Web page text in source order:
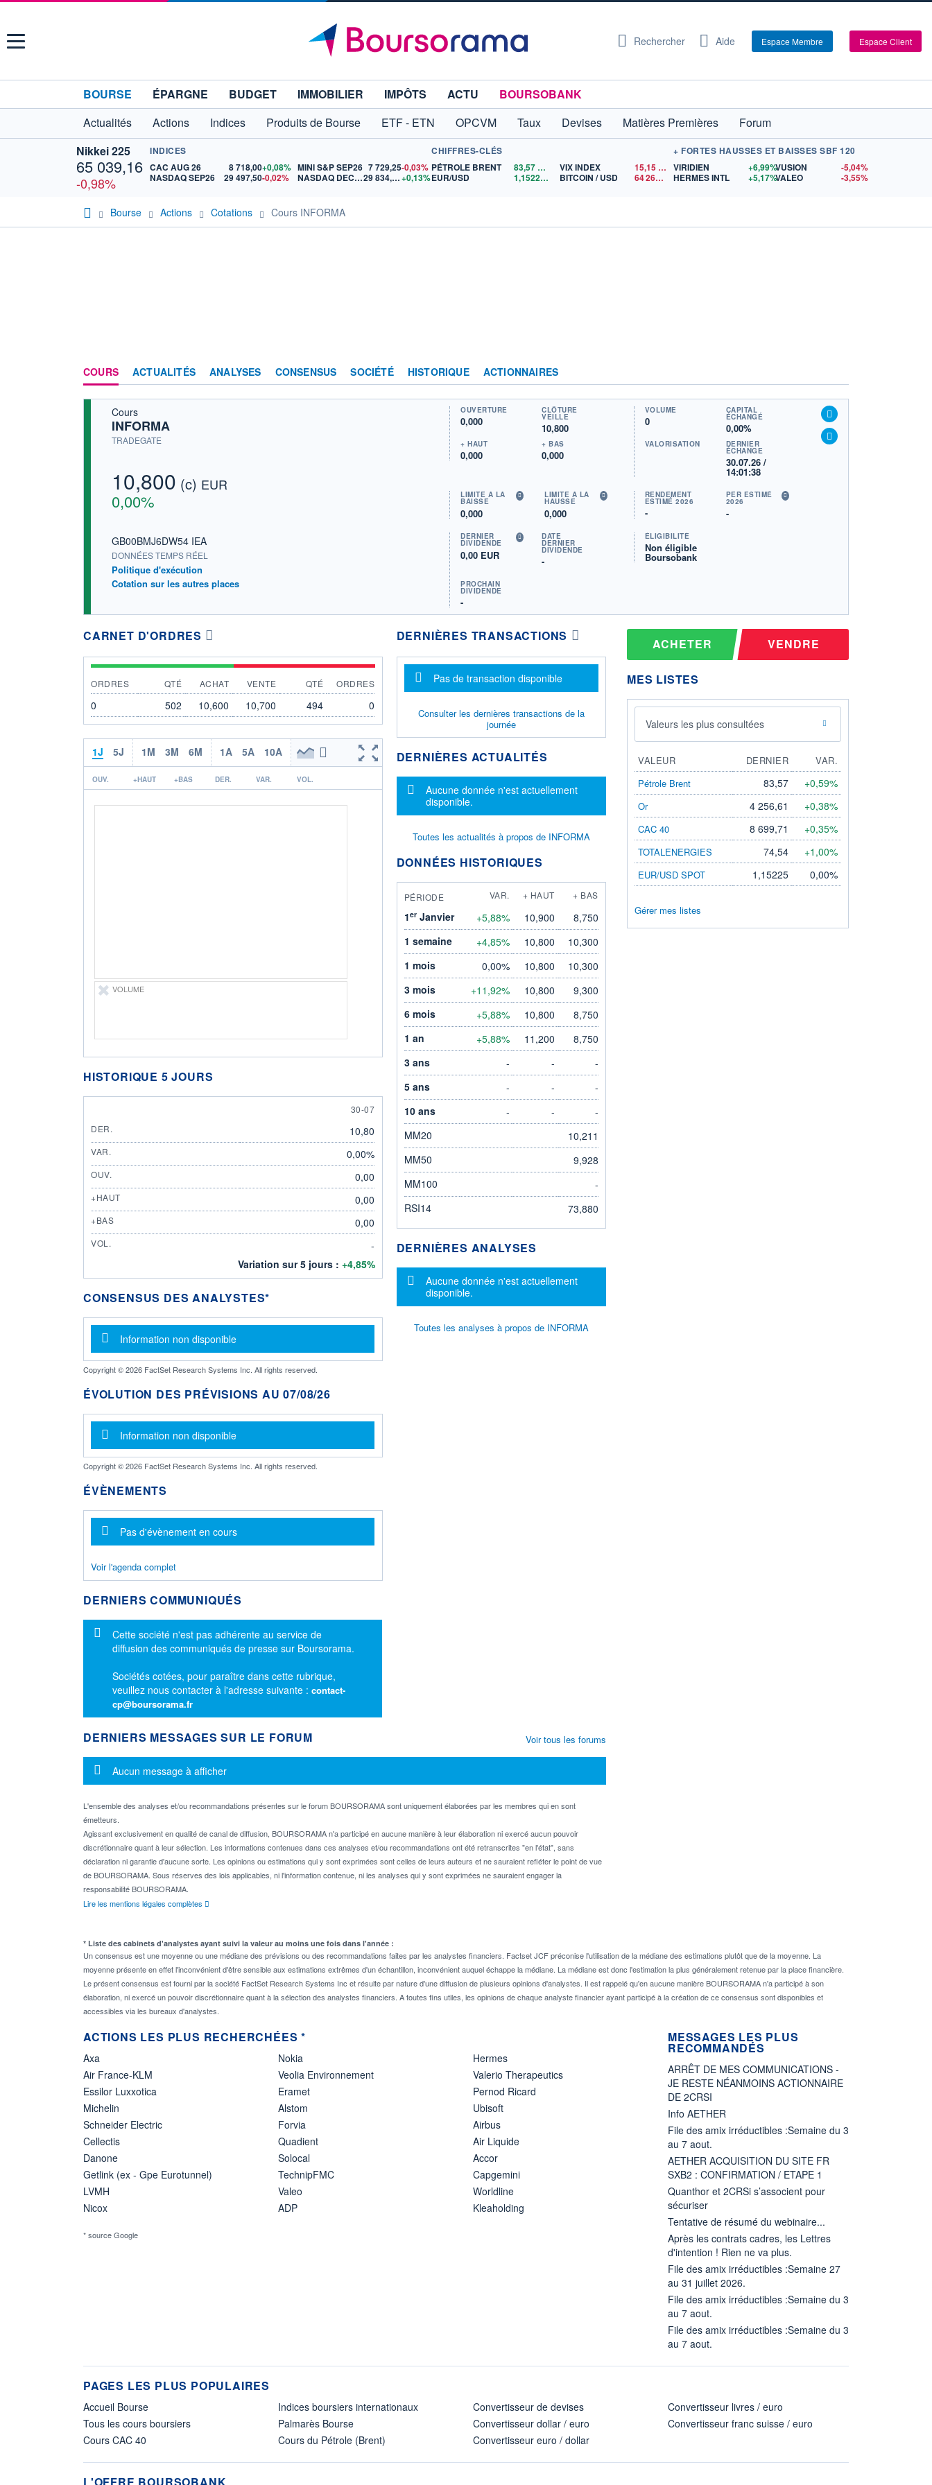
Menu Rechercher Aide Espace Membre Espace Client
BOURSE ÉPARGNE BUDGET IMMOBILIER IMPÔTS ACTU
BOURSOBANK
Actualités
Actions Indices Produits de Bourse ETF - ETN OPCVM Taux Devises Matières Premières
Forum
Nikkei 225
65 039,16
-0,98%
INDICES
CAC AUG 26
8 718,00+0,08%
NASDAQ SEP26
29 497,50-0,02%
MINI S&P SEP26 7 729,25-0,03%
NASDAQ DEC26
29 834,50+0,13%
CHIFFRES-CLÉS
PÉTROLE BRENT
83,57$US
EUR/USD
1,1522
$US
VIX INDEX 15,15$US
BITCOIN / USD
64 267,22 $US
+ FORTES HAUSSES ET BAISSES SBF 120
VIRIDIEN
+6,99%
HERMES INTL
+5,17%
VUSION
-5,04%
VALEO
-3,55%
Bourse Actions Cotations Cours INFORMA
COURS ACTUALITÉS ANALYSES CONSENSUS SOCIÉTÉ HISTORIQUE ACTIONNAIRES
Cours
INFORMA
TRADEGATE
10,800 (c) EUR
0,00%
GB00BMJ6DW54 IEA
DONNÉES TEMPS RÉEL
Politique d'exécution
Cotation sur les autres places
OUVERTURE
0,000
CLÔTURE
VEILLE
10,800
+ HAUT
0,000
+ BAS
0,000
VOLUME
0
CAPITAL
ÉCHANGÉ
0,00%
VALORISATION DERNIER
ÉCHANGE
30.07.26 /
14:01:38
LIMITE À LA
BAISSE
0,000
LIMITE À LA
HAUSSE
0,000
RENDEMENT
ESTIMÉ 2026
-
PER ESTIMÉ
2026
-
DERNIER
DIVIDENDE
0,00 EUR
DATE
DERNIER
DIVIDENDE
-
PROCHAIN
DIVIDENDE
-
ÉLIGIBILITÉ
Non éligible
Boursobank
CARNET D'ORDRES
ORDRES QTÉ ACHAT VENTE QTÉ ORDRES
0 502 10,600 10,700 494 0
1J 5J 1M 3M 6M 1A 5A 10A
OUV. +HAUT +BAS DER. VAR. VOL.
VOLUME
HISTORIQUE 5 JOURS
30 JULY
30-07
DER.
10,80
VAR. 0,00%
OUV. 0,00
+HAUT 0,00
+BAS 0,00
VOL.
-
Variation sur 5 jours : +4,85%
CONSENSUS DES ANALYSTES*
Message d'information
Information non disponible
Copyright © 2026 FactSet Research Systems Inc. All rights reserved.
ÉVOLUTION DES PRÉVISIONS AU 07/08/26
Message d'information
Information non disponible
Copyright © 2026 FactSet Research Systems Inc. All rights reserved.
ÉVÈNEMENTS
Message d'information
Pas d'évènement en cours
Voir l'agenda complet
DERNIERS COMMUNIQUÉS
Message d'information
Cette société n'est pas adhérente au service de
diffusion des communiqués de presse sur Boursorama.
Sociétés cotées, pour paraître dans cette rubrique,
veuillez nous contacter à l'adresse suivante : contact-
cp@boursorama.fr
DERNIÈRES TRANSACTIONS
Message d'information
Pas de transaction disponible
Consulter les dernières transactions de la
journée
DERNIÈRES ACTUALITÉS
Message d'information
Aucune donnée n'est actuellement
disponible.
Toutes les actualités à propos de INFORMA
DONNÉES HISTORIQUES
PÉRIODE VAR. + HAUT + BAS
1erJanvier +5,88% 10,900
8,750
1 semaine
+4,85% 10,800
10,300
1 mois
0,00% 10,800
10,300
3 mois
+11,92% 10,800
9,300
6 mois
+5,88% 10,800
8,750
1 an
+5,88% 11,200
8,750
3 ans
- -
-
5 ans
- -
-
10 ans
- -
-
MM20
10,211
MM50
9,928
MM100
-
RSI14
73,880
DERNIÈRES ANALYSES
Message d'information
Aucune donnée n'est actuellement
disponible.
Toutes les analyses à propos de INFORMA
DERNIERS MESSAGES SUR LE FORUM
Message d'information
Aucun message à afficher
L'ensemble des analyses et/ou recommandations présentes sur le forum BOURSORAMA sont uniquement élaborées par les membres qui en sont
émetteurs.
Agissant exclusivement en qualité de canal de diffusion, BOURSORAMA n'a participé en aucune manière à leur élaboration ni exercé aucun pouvoir
discrétionnaire quant à leur sélection. Les informations contenues dans ces analyses et/ou recommandations ont été retranscrites "en l'état", sans
déclaration ni garantie d'aucune sorte. Les opinions ou estimations qui y sont exprimées sont celles de leurs auteurs et ne sauraient refléter le point de vue
de BOURSORAMA. Sous réserves des lois applicables, ni l'information contenue, ni les analyses qui y sont exprimées ne sauraient engager la
responsabilité BOURSORAMA.
Lire les mentions légales complètes
Voir tous les forums
ACHETER VENDRE
MES LISTES
Valeurs les plus consultées
VALEUR DERNIER
VAR.
Pétrole Brent
83,57 +0,59%
Or 4 256,61 +0,38%
CAC 40 8 699,71 +0,35%
TOTALENERGIES 74,54 +1,00%
EUR/USD SPOT 1,15225 0,00%
Gérer mes listes
* Liste des cabinets d'analystes ayant suivi la valeur au moins une fois dans l'année :
Un consensus est une moyenne ou une médiane des prévisions ou des recommandations faites par les analystes financiers. Factset JCF préconise l'utilisation de la médiane des estimations plutôt que de la moyenne. La
moyenne présente en effet l'inconvénient d'être sensible aux estimations extrêmes d'un échantillon, inconvénient auquel échappe la médiane. La médiane est donc l'estimation la plus généralement retenue par la place financière.
Le présent consensus est fourni par la société FactSet Research Systems Inc et résulte par nature d'une diffusion de plusieurs opinions d'analystes. Il est rappelé qu'en aucune manière BOURSORAMA n'a participé à son
élaboration, ni exercé un pouvoir discrétionnaire quant à la sélection des analystes financiers. A toutes fins utiles, les opinions de chaque analyste financier ayant participé à la création de ce consensus sont disponibles et
accessibles via les bureaux d'analystes.
ACTIONS LES PLUS RECHERCHÉES *
Axa
Air France-KLM
Essilor Luxxotica
Michelin
Schneider Electric
Cellectis
Danone
Getlink (ex - Gpe Eurotunnel)
LVMH
Nicox
Nokia
Veolia Environnement
Eramet
Alstom
Forvia
Quadient
Solocal
TechnipFMC
Valeo
ADP
Hermes
Valerio Therapeutics
Pernod Ricard
Ubisoft
Airbus
Air Liquide
Accor
Capgemini
Worldline
Kleaholding
* source Google
MESSAGES LES PLUS
RECOMMANDÉS
ARRÊT DE MES COMMUNICATIONS -
JE RESTE NÉANMOINS ACTIONNAIRE
DE 2CRSI
Info AETHER
File des amix irréductibles :Semaine du 3
au 7 aout.
AETHER ACQUISITION DU SITE FR
SXB2 : CONFIRMATION / ETAPE 1
Quanthor et 2CRSi s’associent pour
sécuriser
Tentative de résumé du webinaire...
Après les contrats cadres, les Lettres
d'intention ! Rien ne va plus.
File des amix irréductibles :Semaine 27
au 31 juillet 2026.
File des amix irréductibles :Semaine du 3
au 7 aout.
File des amix irréductibles :Semaine du 3
au 7 aout.
PAGES LES PLUS POPULAIRES
Accueil Bourse
Tous les cours boursiers
Cours CAC 40
Indices boursiers internationaux
Palmarès Bourse
Cours du Pétrole (Brent)
Convertisseur de devises
Convertisseur dollar / euro
Convertisseur euro / dollar
Convertisseur livres / euro
Convertisseur franc suisse / euro